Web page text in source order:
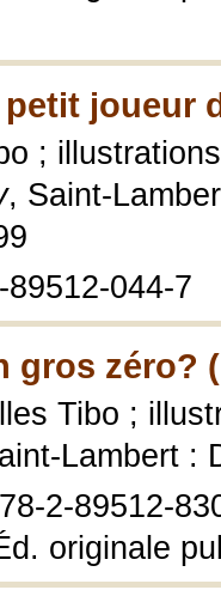
joueur
;
, Saint-
044-7
gros zéro?
Tibo ;
Lambert :
2-89512-
originale